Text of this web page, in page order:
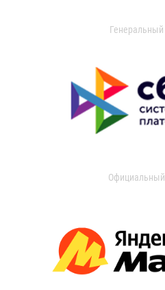
Генеральный
Официальный